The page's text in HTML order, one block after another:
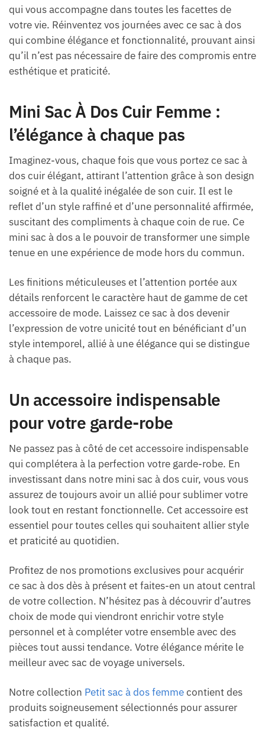
qui vous accompagne dans toutes les facettes de
votre vie. Réinventez vos journées avec ce sac à dos
qui combine élégance et fonctionnalité, prouvant ainsi
qu’il n’est pas nécessaire de faire des compromis entre
esthétique et praticité.
Mini Sac À Dos Cuir Femme :
l’élégance à chaque pas
Imaginez-vous, chaque fois que vous portez ce sac à
dos cuir élégant, attirant l’attention grâce à son design
soigné et à la qualité inégalée de son cuir. Il est le
reflet d’un style raffiné et d’une personnalité affirmée,
suscitant des compliments à chaque coin de rue. Ce
mini sac à dos a le pouvoir de transformer une simple
tenue en une expérience de mode hors du commun.
Les finitions méticuleuses et l’attention portée aux
détails renforcent le caractère haut de gamme de cet
accessoire de mode. Laissez ce sac à dos devenir
l’expression de votre unicité tout en bénéficiant d’un
style intemporel, allié à une élégance qui se distingue
à chaque pas.
Un accessoire indispensable
pour votre garde-robe
Ne passez pas à côté de cet accessoire indispensable
qui complétera à la perfection votre garde-robe. En
investissant dans notre mini sac à dos cuir, vous vous
assurez de toujours avoir un allié pour sublimer votre
look tout en restant fonctionnelle. Cet accessoire est
essentiel pour toutes celles qui souhaitent allier style
et praticité au quotidien.
Profitez de nos promotions exclusives pour acquérir
ce sac à dos dès à présent et faites-en un atout central
de votre collection. N’hésitez pas à découvrir d’autres
choix de mode qui viendront enrichir votre style
personnel et à compléter votre ensemble avec des
pièces tout aussi tendance. Votre élégance mérite le
meilleur avec sac de voyage universels.
Notre collection Petit sac à dos femmecontient des
produits soigneusement sélectionnés pour assurer
satisfaction et qualité.